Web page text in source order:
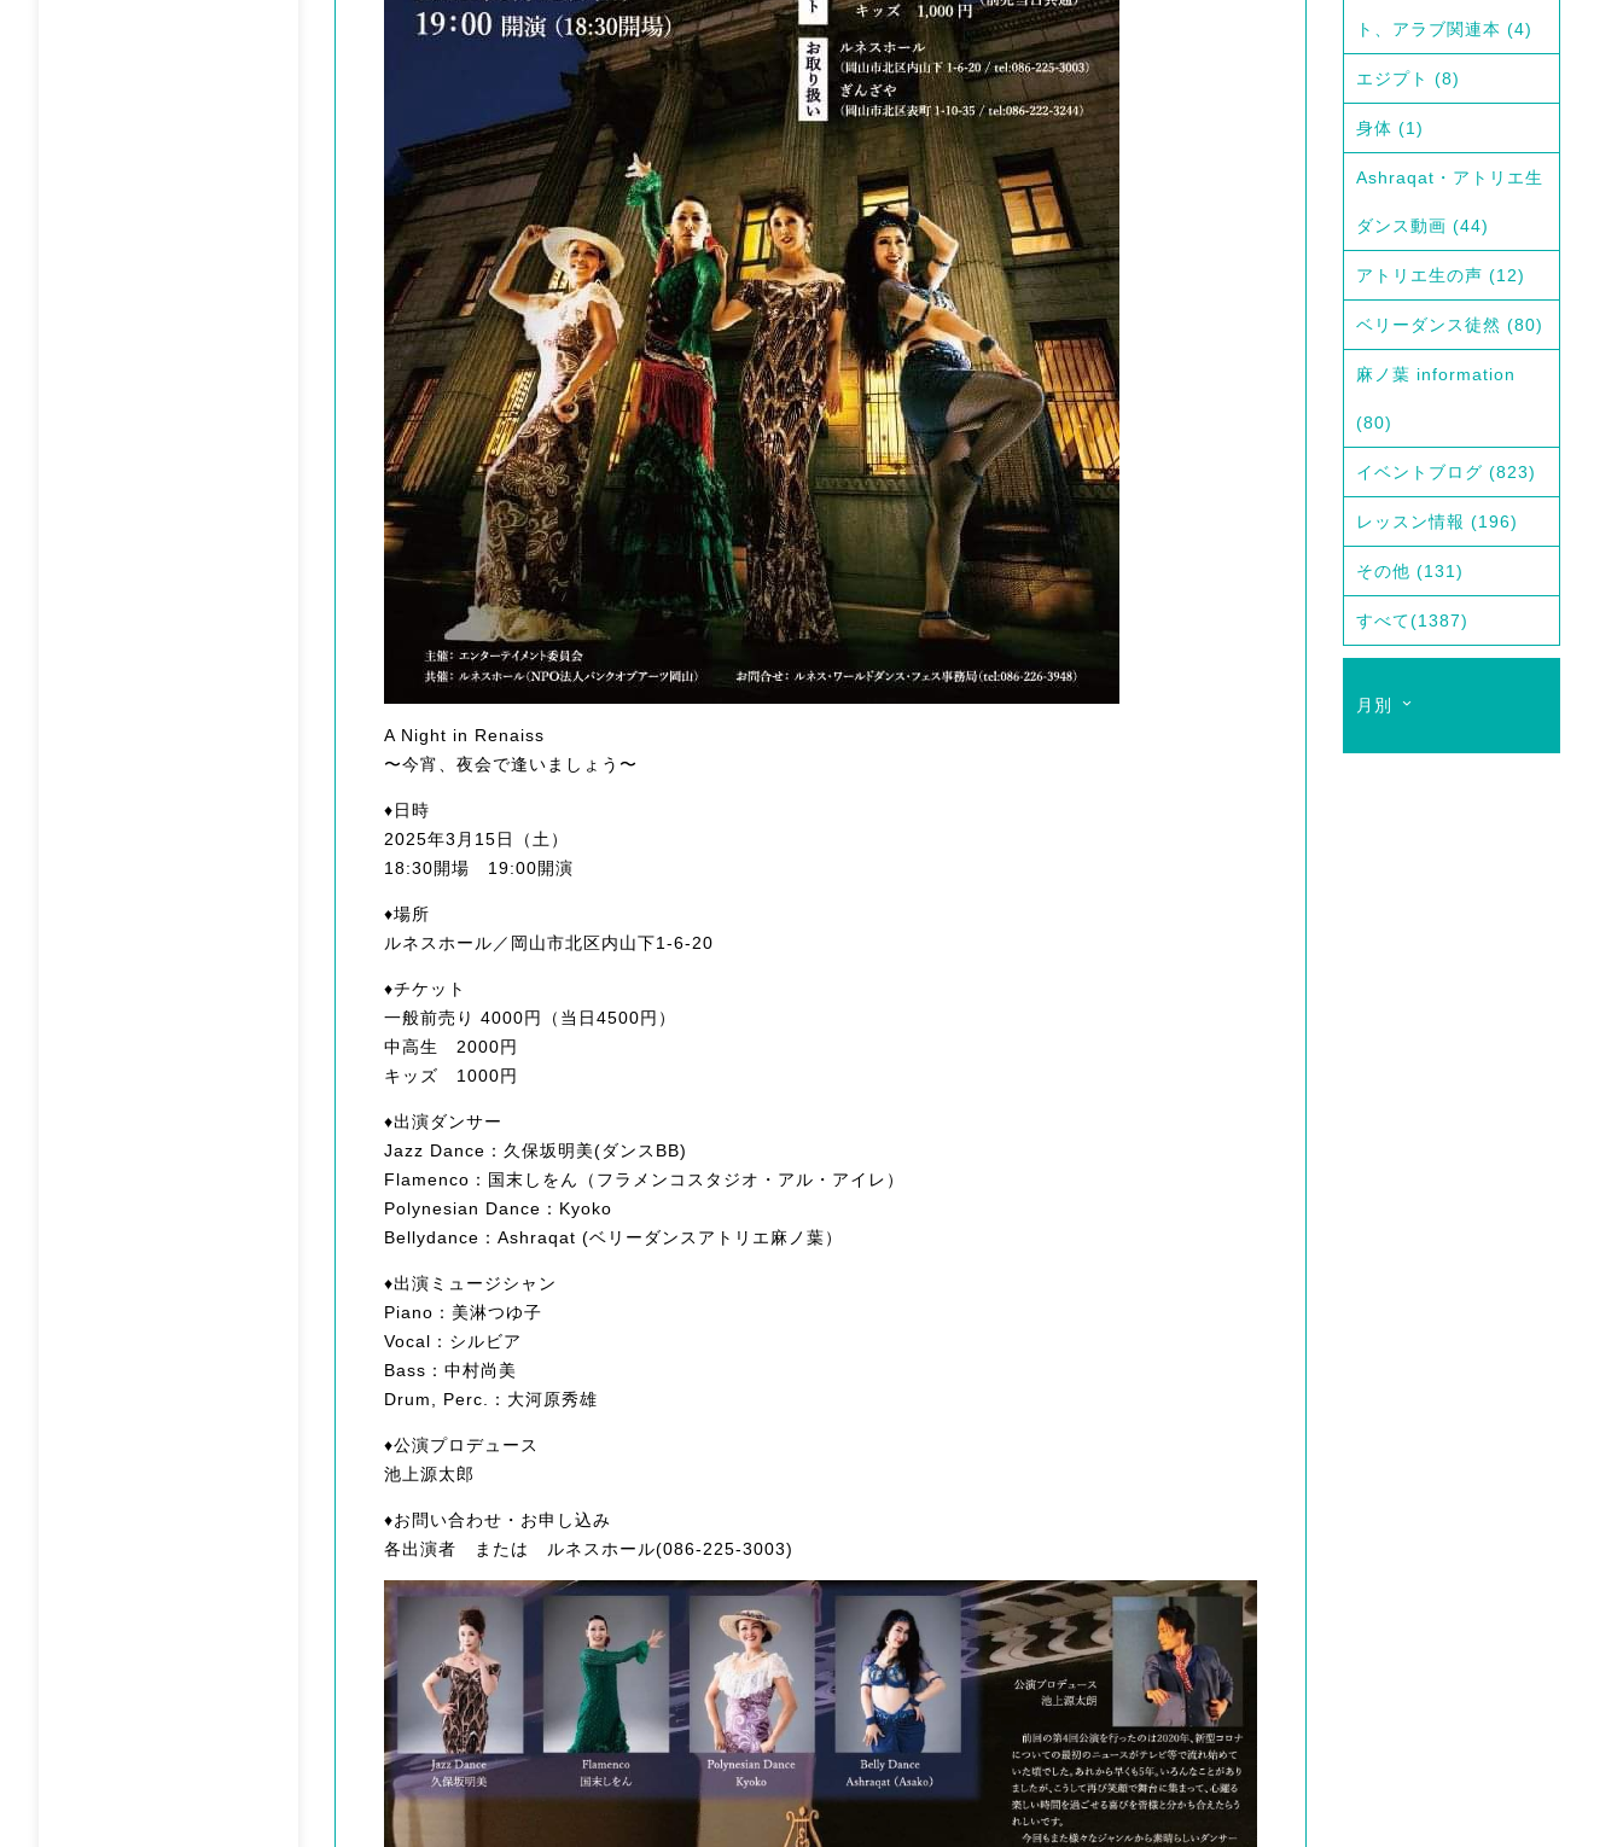
A Night in Renaiss
〜今宵、夜会で逢いましょう〜
♦︎日時
2025年3月15日（土）
18:30開場 19:00開演
♦︎場所
ルネスホール／岡山市北区内山下1-6-20
♦︎チケット
一般前売り 4000円（当日4500円）
中高生 2000円
キッズ 1000円
♦︎出演ダンサー
Jazz Dance：久保坂明美(ダンスBB)
Flamenco：国末しをん（フラメンコスタジオ・アル・アイレ）
Polynesian Dance：Kyoko
Bellydance：Ashraqat (ベリーダンスアトリエ麻ノ葉）
♦︎出演ミュージシャン
Piano：美淋つゆ子
Vocal：シルビア
Bass：中村尚美
Drum, Perc.：大河原秀雄
♦︎公演プロデュース
池上源太郎
♦︎お問い合わせ・お申し込み
各出演者 または ルネスホール(086-225-3003)
ト、アラブ関連本 (4)
エジプト (8)
身体 (1)
Ashraqat・アトリエ生
ダンス動画 (44)
アトリエ生の声 (12)
ベリーダンス徒然 (80)
麻ノ葉 information
(80)
イベントブログ (823)
レッスン情報 (196)
その他 (131)
すべて(1387)
月別